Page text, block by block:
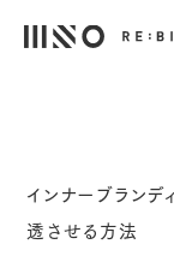
BLOG
インナーブラン
透させる方法